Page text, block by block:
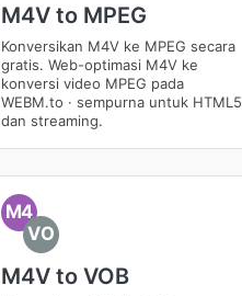
M4V to MPEG
Konversikan M4V ke MPEG secara
gratis. Web-optimasi M4V ke
konversi video MPEG pada
WEBM.to · sempurna untuk HTML5
dan streaming.
M4
VO
M4V to VOB